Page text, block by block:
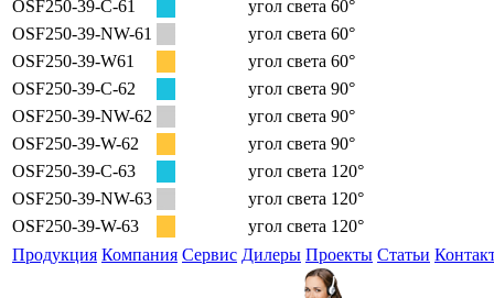
OSF250-39-C-61
угол света 60°
OSF250-39-NW-61
угол света 60°
OSF250-39-W61
угол света 60°
OSF250-39-C-62
угол света 90°
OSF250-39-NW-62
угол света 90°
OSF250-39-W-62
угол света 90°
OSF250-39-C-63
угол света 120°
OSF250-39-NW-63
угол света 120°
OSF250-39-W-63
угол света 120°
Продукция Компания Сервис Дилеры Проекты Статьи